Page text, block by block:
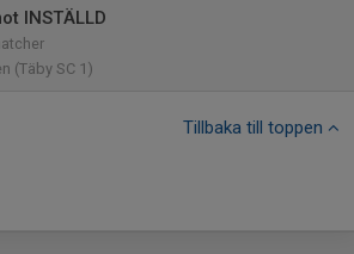
INSTÄLLD
(Täby SC 1)
Tillbaka till toppen